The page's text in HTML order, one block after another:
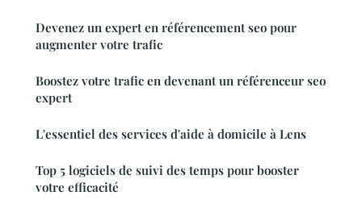
Devenez un expert en référencement seo pour
augmenter votre trafic
Boostez votre trafic en devenant un référenceur seo
expert
L'essentiel des services d'aide à domicile à Lens
Top 5 logiciels de suivi des temps pour booster
votre efficacité